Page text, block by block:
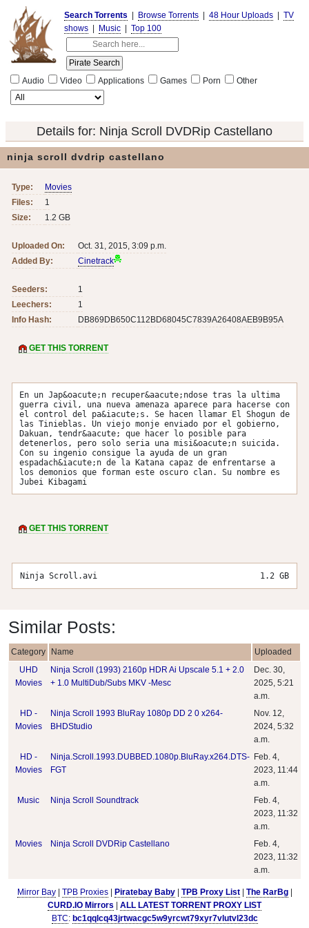
Search Torrents Browse Torrents 48 Hour Uploads
TV
shows
Music Top 100
Audio Video Applications Games Porn Other
Details for: Ninja Scroll DVDRip Castellano
ninja scroll dvdrip castellano
Type:
Movies
Files:
1
Size:
1.2 GB
Uploaded On:
Oct. 31, 2015, 3:09 p.m.
Added By:
Cinetrack
Seeders:
1
Leechers:
1
Info Hash:
DB869DB650C112BD68045C7839A26408AEB9B95A
GET THIS TORRENT
En un Jap&oacute;n recuper&aacute;ndose tras la ultima
guerra civil, una nueva amenaza aparece para hacerse con
el control del pa&iacute;s. Se hacen llamar El Shogun de
las Tinieblas. Un viejo monje enviado por el gobierno,
Dakuan, tendr&aacute; que hacer lo posible para
detenerlos, pero solo seria una misi&oacute;n suicida.
Con su ingenio consigue la ayuda de un gran
espadach&iacute;n de la Katana capaz de enfrentarse a
los demonios que forman este oscuro clan. Su nombre es
Jubei Kibagami
GET THIS TORRENT
Ninja Scroll.avi 1.2 GB
Similar Posts:
Category Name
Uploaded
UHD
Movies
Ninja Scroll (1993) 2160p HDR Ai Upscale 5.1 + 2.0
+ 1.0 MultiDub/Subs MKV -Mesc
Dec. 30,
2025, 5:21
a.m.
HD -
Movies
Ninja Scroll 1993 BluRay 1080p DD 2 0 x264-
BHDStudio
Nov. 12,
2024, 5:32
a.m.
HD -
Movies
Ninja.Scroll.1993.DUBBED.1080p.BluRay.x264.DTS-
FGT
Feb. 4,
2023, 11:44
a.m.
Music
Ninja Scroll Soundtrack
Feb. 4,
2023, 11:32
a.m.
Movies
Ninja Scroll DVDRip Castellano
Feb. 4,
2023, 11:32
a.m.
Mirror Bay| TPB Proxies| Piratebay Baby| TPB Proxy List| The RarBg|
CURD.IO Mirrors
ALL LATEST TORRENT PROXY LIST
BTC: bc1qqlcq43jrtwacgc5w9yrcwt79xyr7vlutvl23dc